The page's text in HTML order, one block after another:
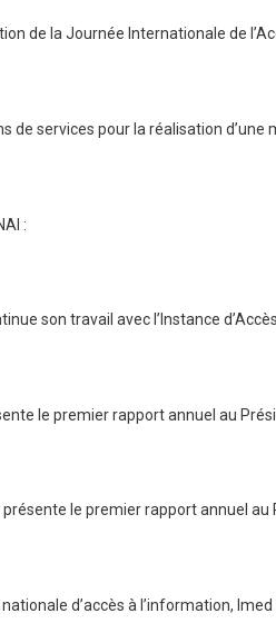
de la Journée Internationale de
de services pour la réalisation d’une
:
son travail avec l’Instance d’Accès
le premier rapport annuel au
présente le premier rapport annuel au
d’accès à l’information, Imed